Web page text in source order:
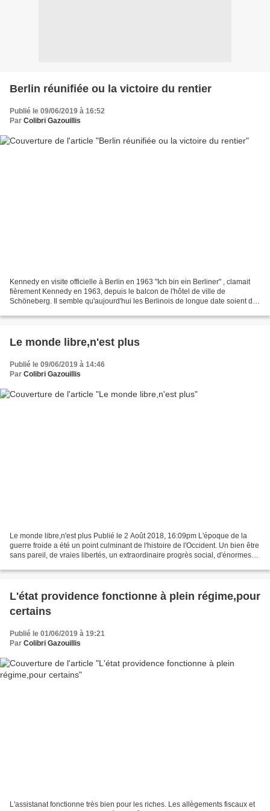
Berlin réunifiée ou la victoire du rentier
Publié le 09/06/2019 à 16:52
Par Colibri Gazouillis
Kennedy en visite officielle à Berlin en 1963 "Ich bin ein Berliner" , clamait
fièrement Kennedy en 1963, depuis le balcon de l'hôtel de ville de
Schöneberg. Il semble qu'aujourd'hui les Berlinois de longue date soient de
Le monde libre,n'est plus
Publié le 09/06/2019 à 14:46
Par Colibri Gazouillis
Le monde libre,n'est plus Publié le 2 Août 2018, 16:09pm L'époque de la
guerre froide a été un point culminant de l'histoire de l'Occident. Un bien être
sans pareil, de vraies libertés, un extraordinaire progrès social, d'énormes
L'état providence fonctionne à plein régime,pour
certains
Publié le 01/06/2019 à 19:21
Par Colibri Gazouillis
L'assistanat fonctionne très bien pour les riches. Les allègements fiscaux et